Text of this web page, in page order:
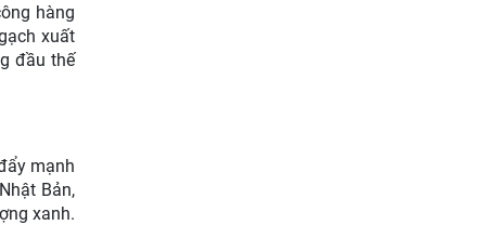
hàng
xuất
đầu thế
mạnh
Bản,
xanh.